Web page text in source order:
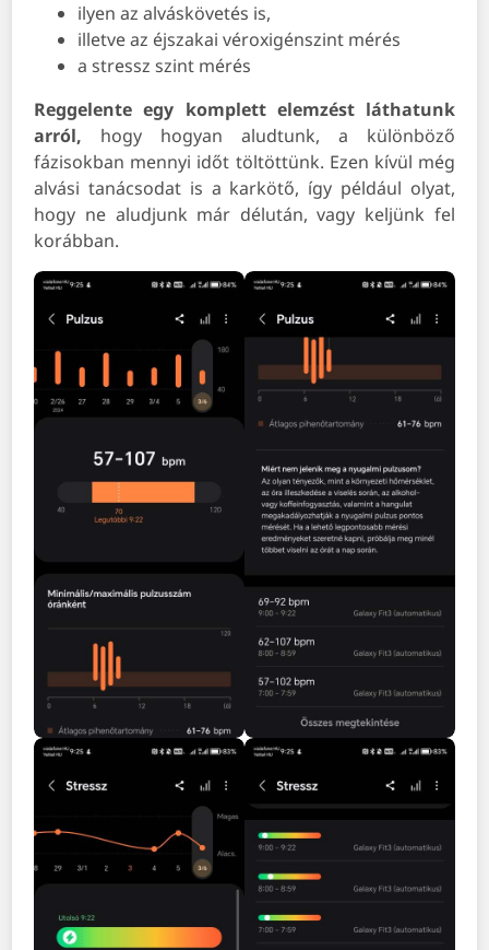
ilyen az alváskövetés is,
illetve az éjszakai véroxigénszint mérés
a stressz szint mérés
Reggelente egy komplett elemzést láthatunk
arról, hogy hogyan aludtunk, a különböző
fázisokban mennyi időt töltöttünk. Ezen kívül még
alvási tanácsodat is a karkötő, így például olyat,
hogy ne aludjunk már délután, vagy keljünk fel
korábban.